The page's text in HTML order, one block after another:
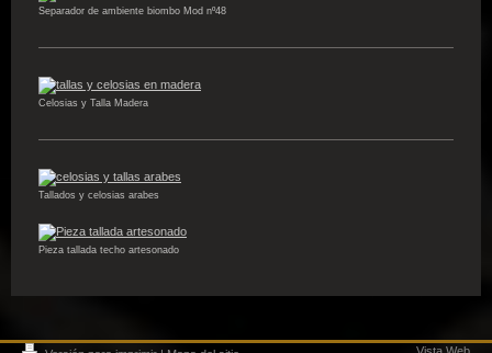
Separador de ambiente biombo Mod nº48
Celosias y Talla Madera
Tallados y celosias arabes
Pieza tallada techo artesonado